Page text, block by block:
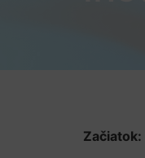
Začiatok: